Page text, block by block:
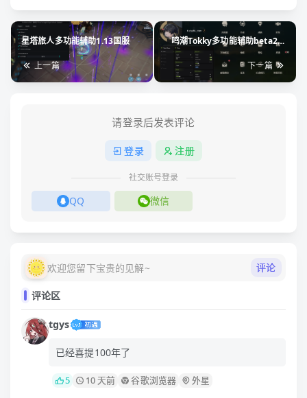
星塔旅人多功能辅助1.13国服
上一篇
鸣潮Tokky多功能辅助beta2国
际服测试版
下一篇
请登录后发表评论
登录 注册
社交账号登录
QQ 微信
欢迎您留下宝贵的见解~ 评论
评论区
tgys
已经喜提100年了
5 10 天前 谷歌浏览器 外星